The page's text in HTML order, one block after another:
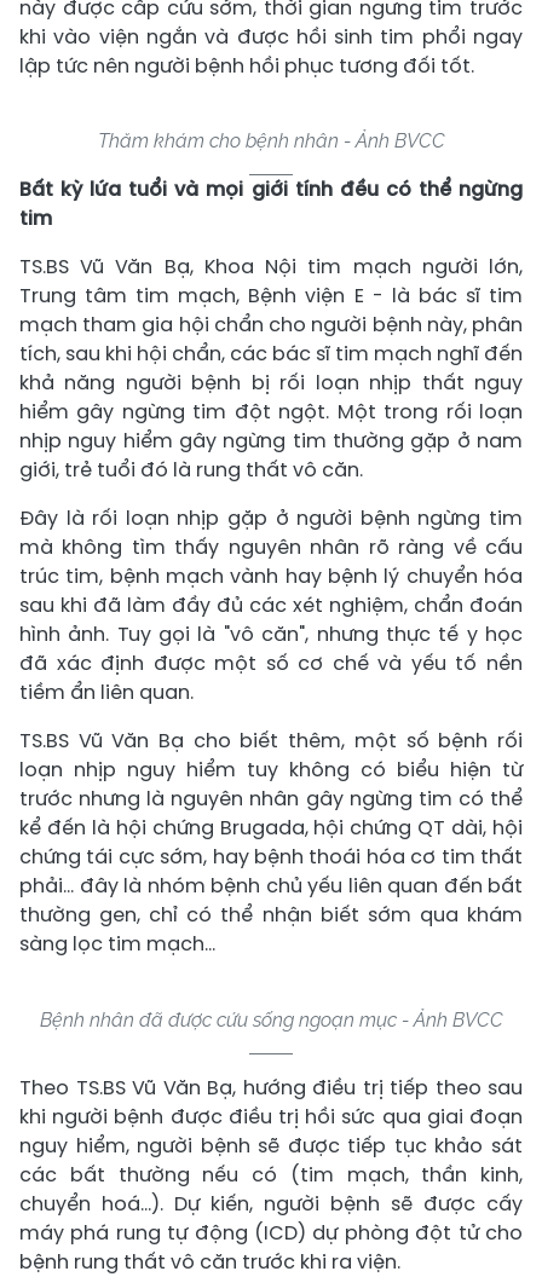
này được cấp cứu sớm, thời gian ngưng tim trước
khi vào viện ngắn và được hồi sinh tim phổi ngay
lập tức nên người bệnh hồi phục tương đối tốt.
Thăm khám cho bệnh nhân - Ảnh BVCC
Bất kỳ lứa tuổi và mọi giới tính đều có thể ngừng
tim
TS.BS Vũ Văn Bạ, Khoa Nội tim mạch người lớn,
Trung tâm tim mạch, Bệnh viện E - là bác sĩ tim
mạch tham gia hội chẩn cho người bệnh này, phân
tích, sau khi hội chẩn, các bác sĩ tim mạch nghĩ đến
khả năng người bệnh bị rối loạn nhịp thất nguy
hiểm gây ngừng tim đột ngột. Một trong rối loạn
nhịp nguy hiểm gây ngừng tim thường gặp ở nam
giới, trẻ tuổi đó là rung thất vô căn.
Đây là rối loạn nhịp gặp ở người bệnh ngừng tim
mà không tìm thấy nguyên nhân rõ ràng về cấu
trúc tim, bệnh mạch vành hay bệnh lý chuyển hóa
sau khi đã làm đầy đủ các xét nghiệm, chẩn đoán
hình ảnh. Tuy gọi là "vô căn", nhưng thực tế y học
đã xác định được một số cơ chế và yếu tố nền
tiềm ẩn liên quan.
TS.BS Vũ Văn Bạ cho biết thêm, một số bệnh rối
loạn nhịp nguy hiểm tuy không có biểu hiện từ
trước nhưng là nguyên nhân gây ngừng tim có thể
kể đến là hội chứng Brugada, hội chứng QT dài, hội
chứng tái cực sớm, hay bệnh thoái hóa cơ tim thất
phải... đây là nhóm bệnh chủ yếu liên quan đến bất
thường gen, chỉ có thể nhận biết sớm qua khám
sàng lọc tim mạch…
Bệnh nhân đã được cứu sống ngoạn mục - Ảnh BVCC
Theo TS.BS Vũ Văn Bạ, hướng điều trị tiếp theo sau
khi người bệnh được điều trị hồi sức qua giai đoạn
nguy hiểm, người bệnh sẽ được tiếp tục khảo sát
các bất thường nếu có (tim mạch, thần kinh,
chuyển hoá…). Dự kiến, người bệnh sẽ được cấy
máy phá rung tự động (ICD) dự phòng đột tử cho
bệnh rung thất vô căn trước khi ra viện.